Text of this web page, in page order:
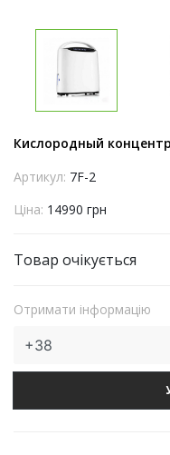
Кислородный
Артикул: 7F-2
Ціна: 14990 грн
Товар очікується
Отримати інформацію